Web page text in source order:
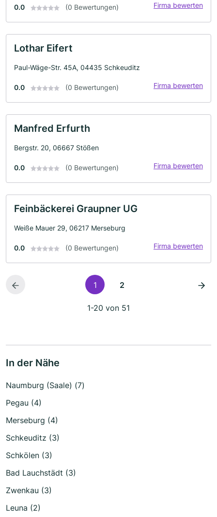
0.0 (0 Bewertungen) Firma bewerten
Lothar Eifert
Paul-Wäge-Str. 45A, 04435 Schkeuditz
0.0 (0 Bewertungen) Firma bewerten
Manfred Erfurth
Bergstr. 20, 06667 Stößen
0.0 (0 Bewertungen) Firma bewerten
Feinbäckerei Graupner UG
Weiße Mauer 29, 06217 Merseburg
0.0 (0 Bewertungen) Firma bewerten
1 2
1-20 von 51
In der Nähe
Naumburg (Saale) (7)
Pegau (4)
Merseburg (4)
Schkeuditz (3)
Schkölen (3)
Bad Lauchstädt (3)
Zwenkau (3)
Leuna (2)